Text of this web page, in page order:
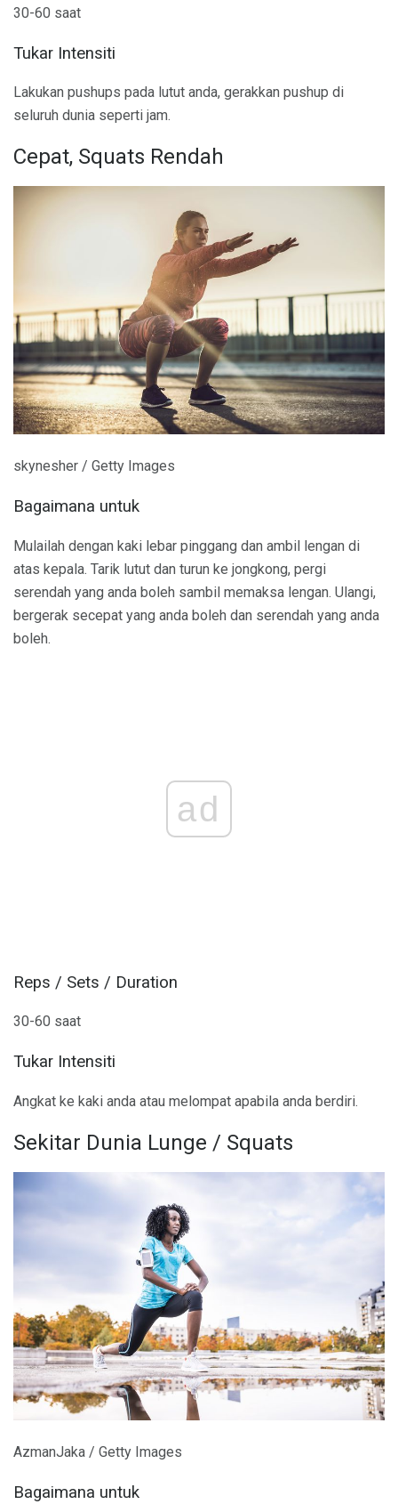
30-60 saat
Tukar Intensiti
Lakukan pushups pada lutut anda, gerakkan pushup di
seluruh dunia seperti jam.
Cepat, Squats Rendah
skynesher / Getty Images
Bagaimana untuk
Mulailah dengan kaki lebar pinggang dan ambil lengan di
atas kepala. Tarik lutut dan turun ke jongkong, pergi
serendah yang anda boleh sambil memaksa lengan. Ulangi,
bergerak secepat yang anda boleh dan serendah yang anda
boleh.
ad
Reps / Sets / Duration
30-60 saat
Tukar Intensiti
Angkat ke kaki anda atau melompat apabila anda berdiri.
Sekitar Dunia Lunge / Squats
AzmanJaka / Getty Images
Bagaimana untuk